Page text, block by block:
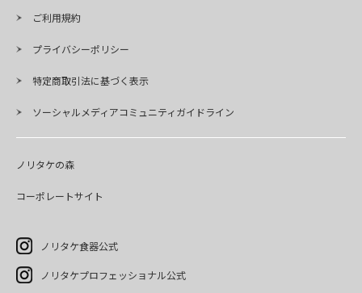
ご利用規約
プライバシーポリシー
特定商取引法に基づく表示
ソーシャルメディアコミュニティガイドライン
ノリタケの森
コーポレートサイト
ノリタケ食器公式
ノリタケプロフェッショナル公式